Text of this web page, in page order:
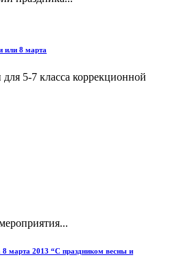
или 8 марта
5-7 класса коррекционной
марта 2013 “C праздником весны и